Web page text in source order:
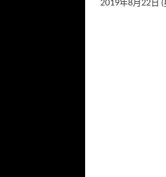
2019年8月22日 (